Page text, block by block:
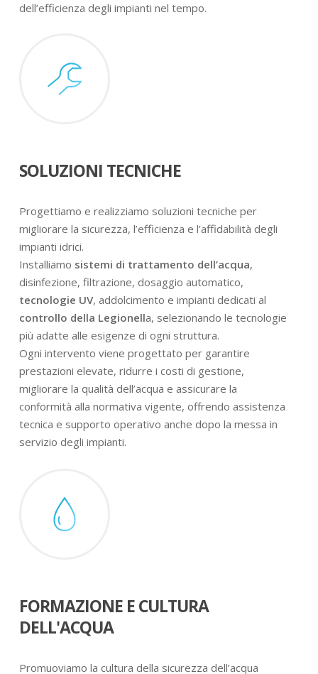
dell’efficienza degli impianti nel tempo.
SOLUZIONI TECNICHE
Progettiamo e realizziamo soluzioni tecniche per
migliorare la sicurezza, l’efficienza e l’affidabilità degli
impianti idrici.
Installiamo sistemi di trattamento dell’acqua,
disinfezione, filtrazione, dosaggio automatico,
tecnologie UV, addolcimento e impianti dedicati al
controllo della Legionella, selezionando le tecnologie
più adatte alle esigenze di ogni struttura.
Ogni intervento viene progettato per garantire
prestazioni elevate, ridurre i costi di gestione,
migliorare la qualità dell’acqua e assicurare la
conformità alla normativa vigente, offrendo assistenza
tecnica e supporto operativo anche dopo la messa in
servizio degli impianti.
FORMAZIONE E CULTURA
DELL'ACQUA
Promuoviamo la cultura della sicurezza dell’acqua